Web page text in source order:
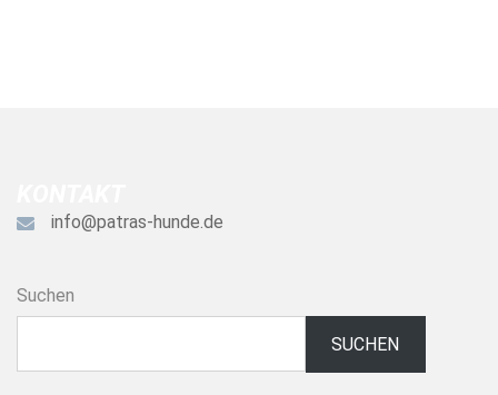
info@patras-hunde.de
Suchen
SUCHEN